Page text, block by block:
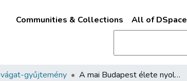
Communities & Collections All of DSpace
gyűjtemény A mai Budapest élete nyolcvan évvel ezelőtt